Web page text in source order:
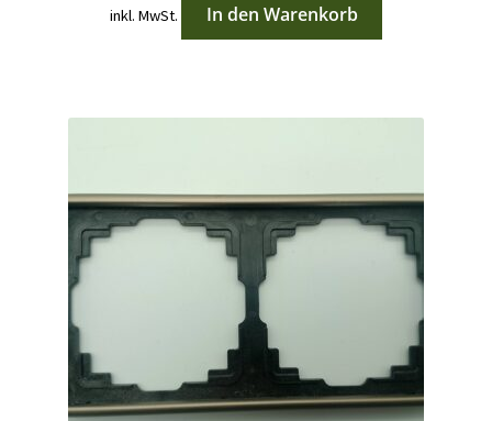
inkl. MwSt. In den Warenkorb